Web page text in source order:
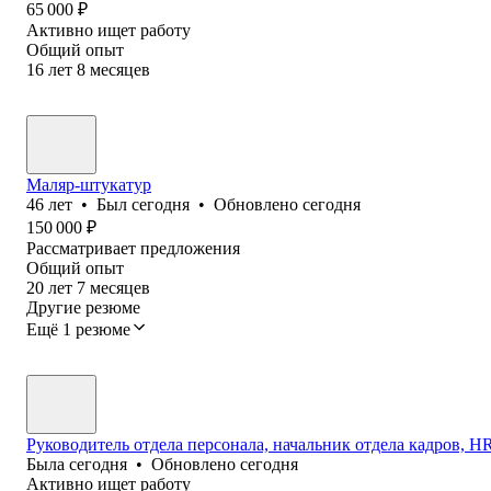
65 000 ₽
Активно ищет работу
Общий опыт
16 лет 8 месяцев
Маляр-штукатур
46 лет • Был сегодня • Обновлено сегодня
150 000 ₽
Рассматривает предложения
Общий опыт
20 лет 7 месяцев
Другие резюме
Ещё 1 резюме
Руководитель отдела персонала, начальник отдела кадров,
Была сегодня • Обновлено сегодня
Активно ищет работу